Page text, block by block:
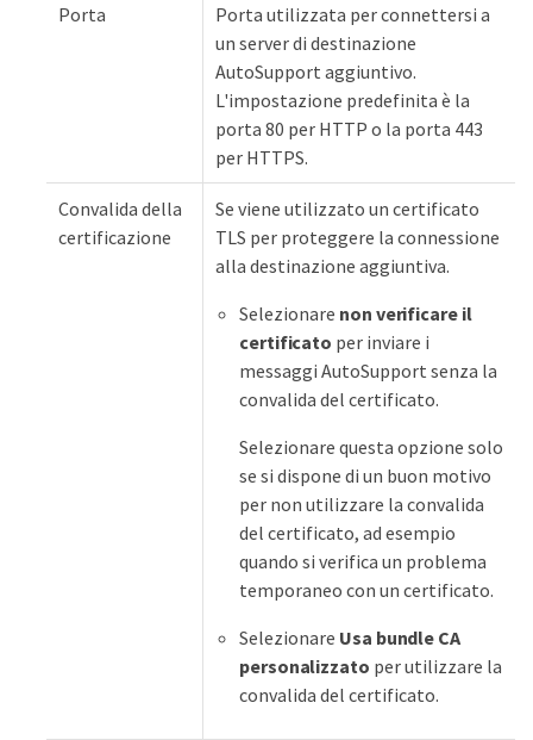
Porta
Porta utilizzata per connettersi a
un server di destinazione
AutoSupport aggiuntivo.
L'impostazione predefinita è la
porta 80 per HTTP o la porta 443
per HTTPS.
Convalida della
certificazione
Se viene utilizzato un certificato
TLS per proteggere la connessione
alla destinazione aggiuntiva.
Selezionare non verificare il
certificato per inviare i
messaggi AutoSupport senza la
convalida del certificato.
Selezionare questa opzione solo
se si dispone di un buon motivo
per non utilizzare la convalida
del certificato, ad esempio
quando si verifica un problema
temporaneo con un certificato.
Selezionare Usa bundle CA
personalizzato per utilizzare la
convalida del certificato.